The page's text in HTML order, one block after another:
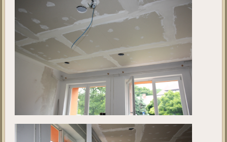
Ebben a galériában a projekt jelenlegi állását tekinthetik meg. A fotók
2019. május 28 - én készültek.